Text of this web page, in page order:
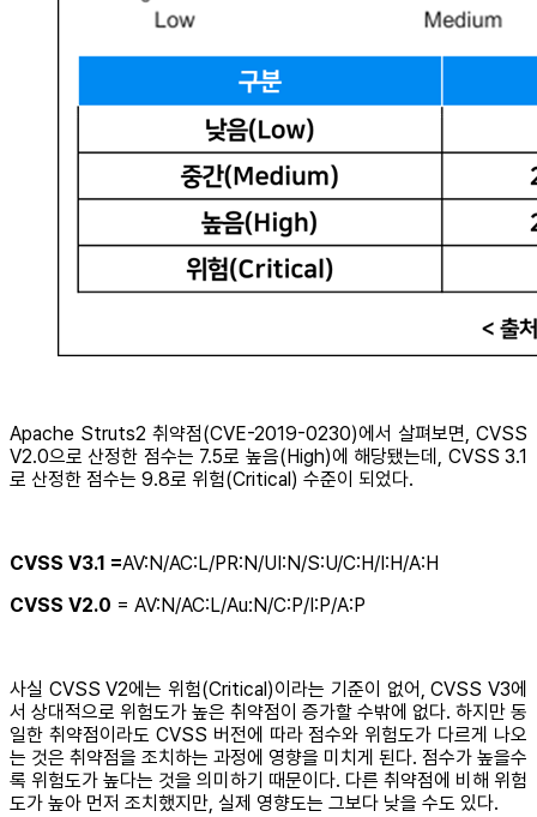
Apache Struts2 취약점(CVE-2019-0230)에서 살펴보면, CVSS
V2.0으로 산정한 점수는 7.5로 높음(High)에 해당됐는데, CVSS 3.1
로 산정한 점수는 9.8로 위험(Critical) 수준이 되었다.
CVSS V3.1 =AV:N/AC:L/PR:N/UI:N/S:U/C:H/I:H/A:H
CVSS V2.0 = AV:N/AC:L/Au:N/C:P/I:P/A:P
사실 CVSS V2에는 위험(Critical)이라는 기준이 없어, CVSS V3에
서 상대적으로 위험도가 높은 취약점이 증가할 수밖에 없다. 하지만 동
일한 취약점이라도 CVSS 버전에 따라 점수와 위험도가 다르게 나오
는 것은 취약점을 조치하는 과정에 영향을 미치게 된다. 점수가 높을수
록 위험도가 높다는 것을 의미하기 때문이다. 다른 취약점에 비해 위험
도가 높아 먼저 조치했지만, 실제 영향도는 그보다 낮을 수도 있다.